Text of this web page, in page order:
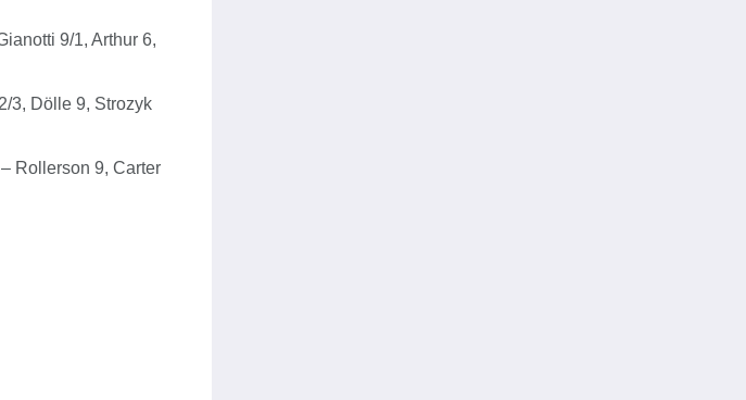
9/1, Arthur 6,
3, Dölle 9, Strozyk
Rollerson 9, Carter